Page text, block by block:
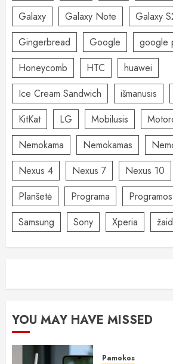
Galaxy
Galaxy Note Galaxy
Gingerbread
Google
google
Honeycomb
HTC
huawei
Ice Cream Sandwich
išmanusis
KitKat
LG Mobilusis
Nemokama
Nemokamas
Nexus 4
Nexus 7 Nexus 10
Planšetė
Programa Programos
Samsung
Sony Xperia
YOU MAY HAVE MISSED
Pamokos